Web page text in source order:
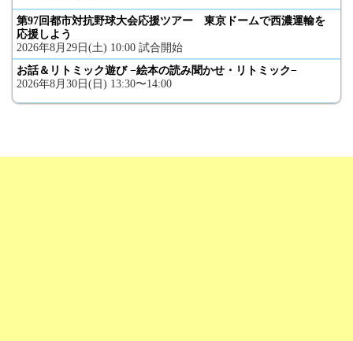
第97回都市対抗野球大会応援ツアー 東京ドームで西濃運輸を
応援しよう
2026年8月29日(土) 10:00 試合開始
お話＆リトミック遊び −絵本の読み聞かせ・リトミック−
2026年8月30日(日) 13:30〜14:00